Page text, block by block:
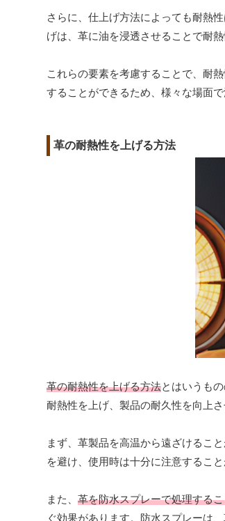
さらに、仕上げ方法によっても耐熱性
げは、革に油を浸透させることで耐
これらの要素を考慮することで、耐
することができるため、様々な場面で
革の耐熱性を上げる方法
革の耐熱性を上げる方法とはいうも
耐熱性を上げ、製品の耐久性を向上さ
まず、革製品を高温から遠ざけるこ
を避け、使用時は十分に注意すること
また、 革を防水スプレーで処理する
ぐ効果があります。防水スプレーは